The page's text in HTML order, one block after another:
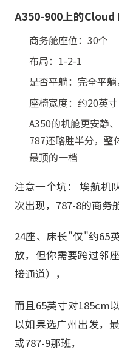
A350-900上的Cloud
商务舱座位：30个
布局：1-2-1
是否平躺：完全平躺
座椅宽度：约20英
A350的机舱更安静
787还略胜半分，
最顶的一档
注意一个坑： 埃航机
次出现，787-8的商务
24座、床长"仅"约65
放，但你需要跨过邻
接通道），
而且65英寸对185cm
以如果选广州出发，
或787-9那班，